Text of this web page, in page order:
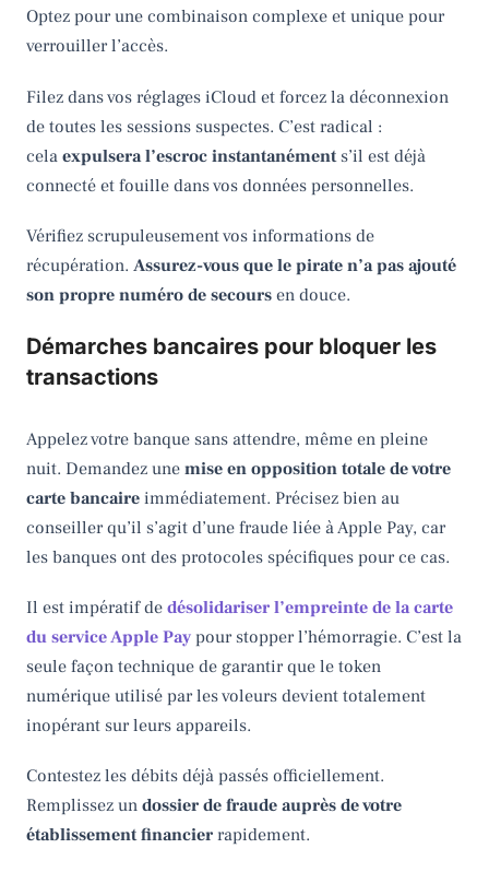
Optez pour une combinaison complexe et unique pour
verrouiller l’accès.
Filez dans vos réglages iCloud et forcez la déconnexion
de toutes les sessions suspectes. C’est radical :
cela expulsera l’escroc instantanéments’il est déjà
connecté et fouille dans vos données personnelles.
Vérifiez scrupuleusement vos informations de
récupération. Assurez-vous que le pirate n’a pas ajouté
son propre numéro de secours en douce.
Démarches bancaires pour bloquer les
transactions
Appelez votre banque sans attendre, même en pleine
nuit. Demandez une mise en opposition totale de votre
carte bancaire immédiatement. Précisez bien au
conseiller qu’il s’agit d’une fraude liée à Apple Pay, car
les banques ont des protocoles spécifiques pour ce cas.
Il est impératif de désolidariser l’empreinte de la carte
du service Apple Pay pour stopper l’hémorragie. C’est la
seule façon technique de garantir que le token
numérique utilisé par les voleurs devient totalement
inopérant sur leurs appareils.
Contestez les débits déjà passés officiellement.
Remplissez un dossier de fraude auprès de votre
établissement financier rapidement.